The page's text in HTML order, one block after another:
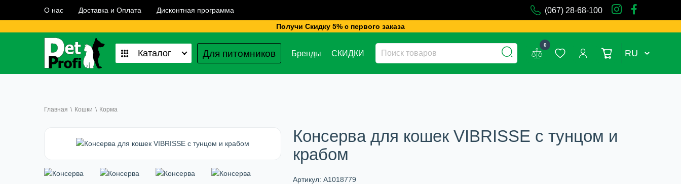
О нас Доставка и Оплата Дисконтная программа (067) 28-68-100
Получи Скидку 5% с первого заказа
Каталог Для питомников Бренды СКИДКИ
0
RU
Главная \ Кошки \ Корма
Консерва для кошек VIBRISSE с тунцом и
крабом
Артикул:A1018779